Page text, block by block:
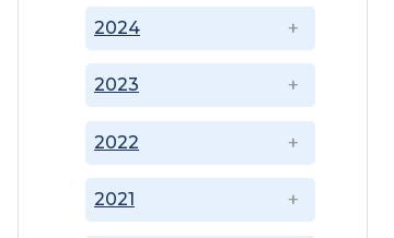
2021
2022
2023
2024